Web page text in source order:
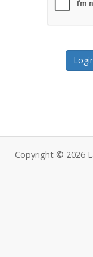
Copyright © 2026